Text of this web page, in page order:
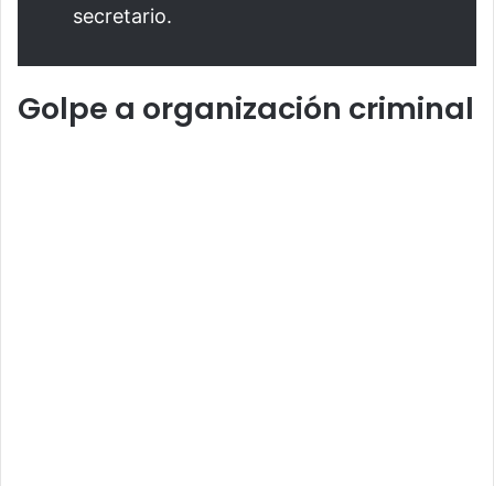
secretario.
Golpe a organización criminal